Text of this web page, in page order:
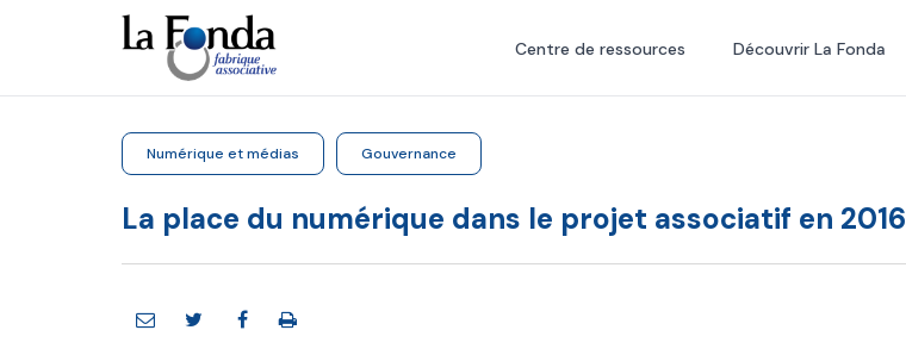
principal
Centre de ressources Découvrir La Fonda
Numérique et médias Gouvernance
La place du numérique dans le projet associatif en 2016